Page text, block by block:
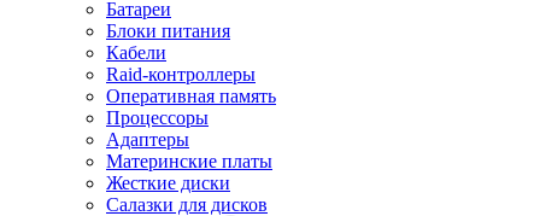
Батареи
Блоки питания
Кабели
Raid-контроллеры
Оперативная память
Процессоры
Адаптеры
Материнские платы
Жесткие диски
Салазки для дисков